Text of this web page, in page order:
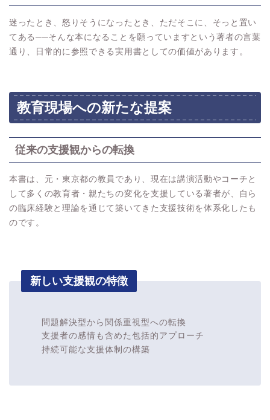
迷ったとき、怒りそうになったとき、ただそこに、そっと置い
てある──そんな本になることを願っていますという著者の言葉
通り、日常的に参照できる実用書としての価値があります。
教育現場への新たな提案
従来の支援観からの転換
本書は、元・東京都の教員であり、現在は講演活動やコーチと
して多くの教育者・親たちの変化を支援している著者が、自ら
の臨床経験と理論を通じて築いてきた支援技術を体系化したも
のです。
新しい支援観の特徴
問題解決型から関係重視型への転換
支援者の感情も含めた包括的アプローチ
持続可能な支援体制の構築